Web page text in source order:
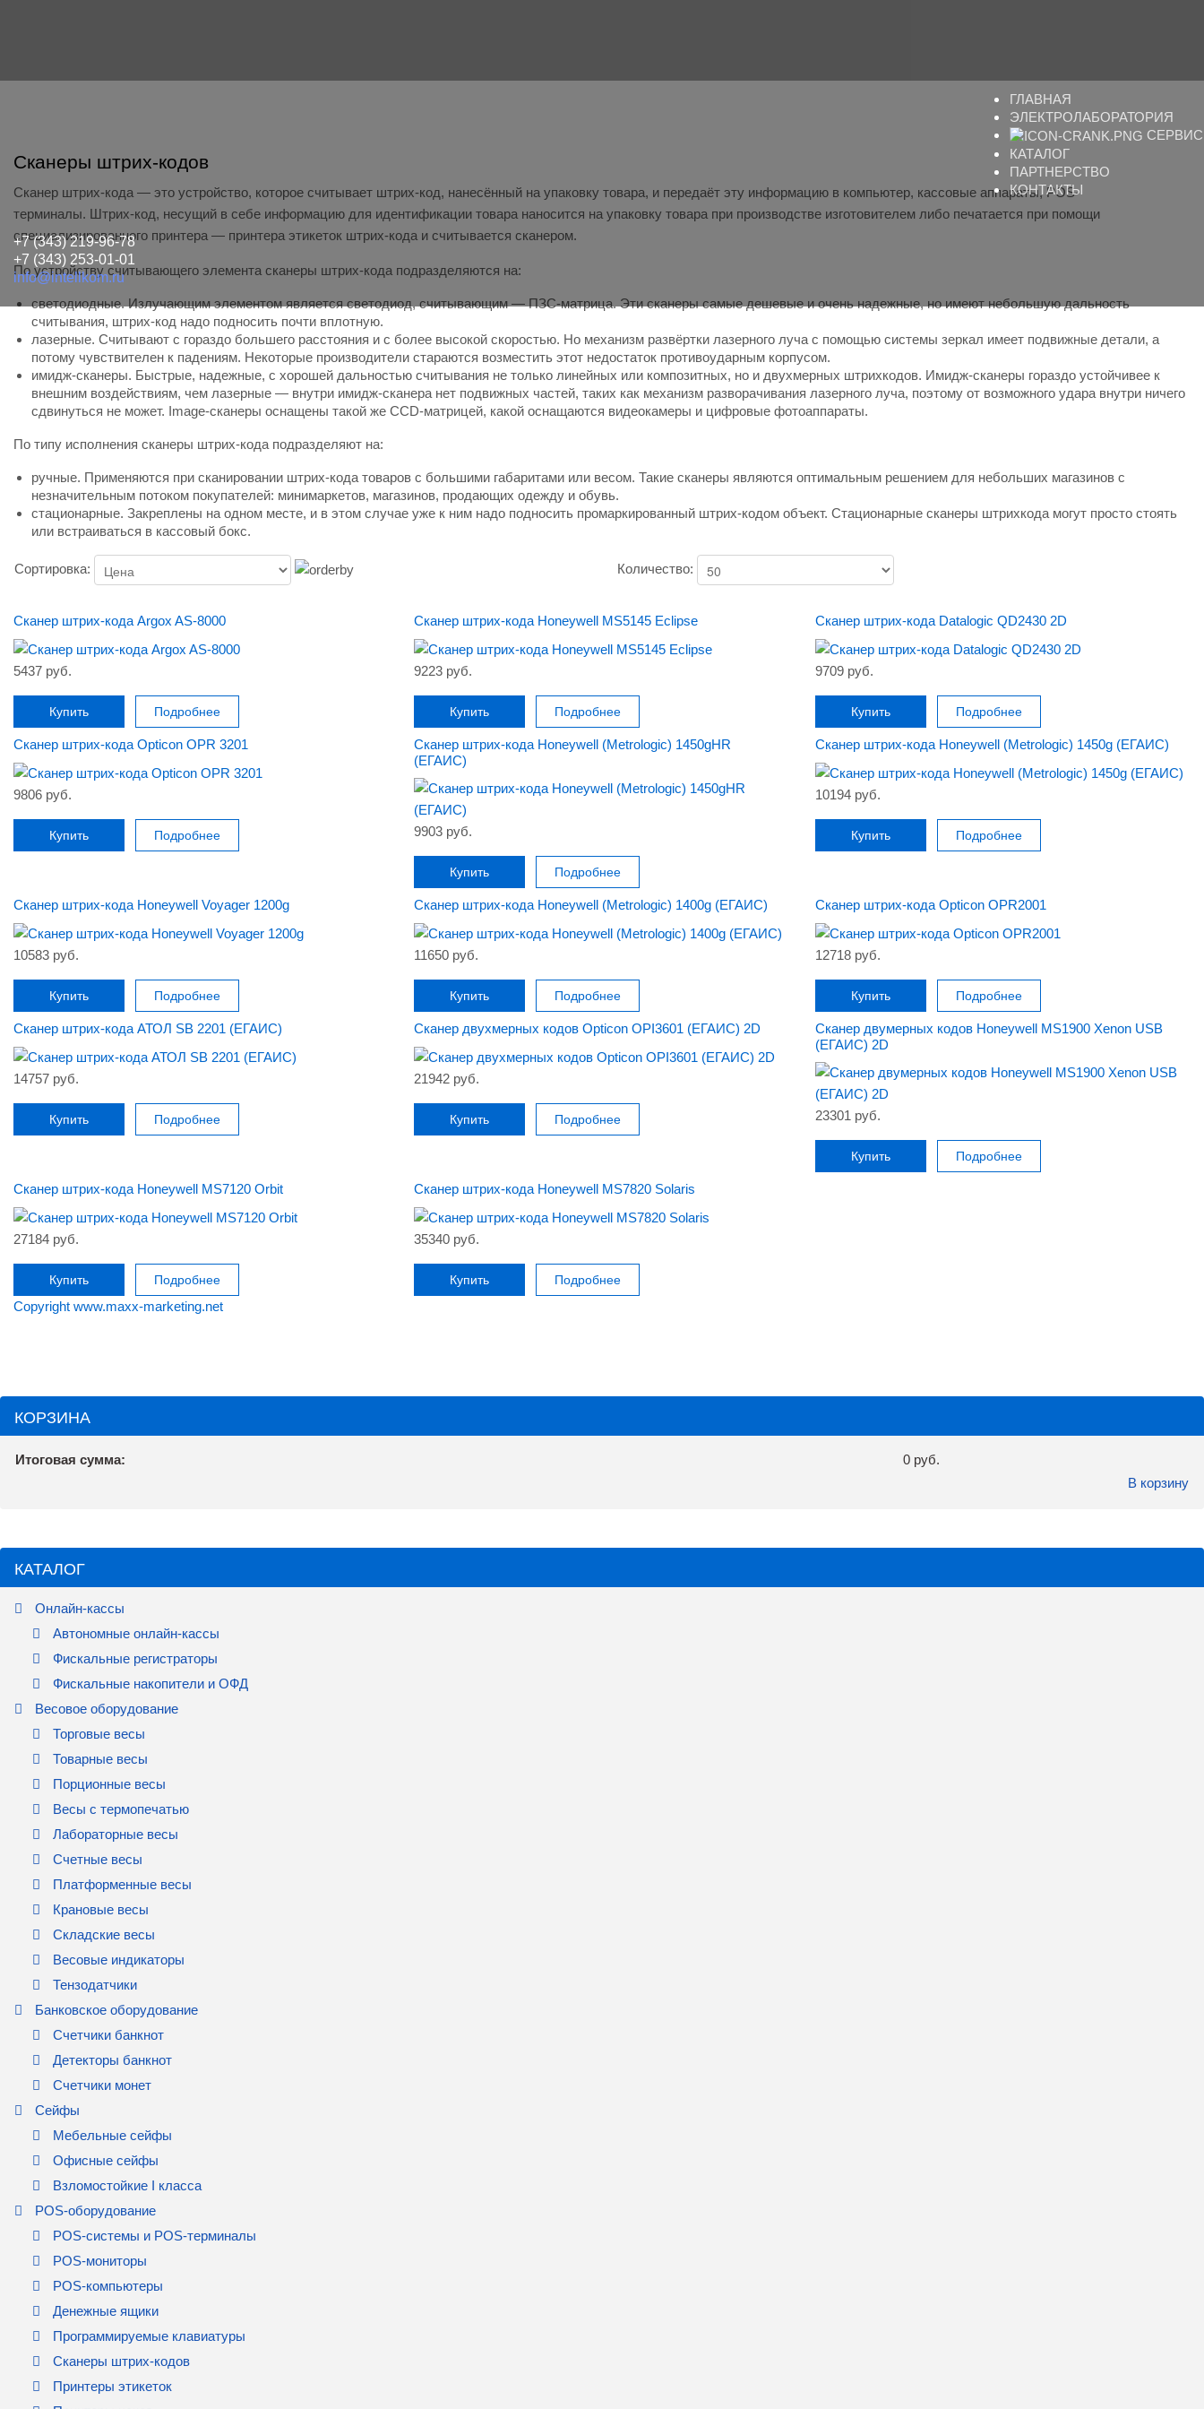
ГЛАВНАЯ
ЭЛЕКТРОЛАБОРАТОРИЯ
СЕРВИС
КАТАЛОГ
ПАРТНЕРСТВО
КОНТАКТЫ
+7 (343) 219-96-78
+7 (343) 253-01-01
info@intellkom.ru
Сканеры штрих-кодов
Сканер штрих-кода — это устройство, которое считывает штрих-код, нанесённый на упаковку товара, и передаёт эту информацию в компьютер, кассовые аппараты, POS-
терминалы. Штрих-код, несущий в себе информацию для идентификации товара наносится на упаковку товара при производстве изготовителем либо печатается при помощи
специализированного принтера — принтера этикеток штрих-кода и считывается сканером.
По устройству считывающего элемента сканеры штрих-кода подразделяются на:
светодиодные. Излучающим элементом является светодиод, считывающим — ПЗС-матрица. Эти сканеры самые дешевые и очень надежные, но имеют небольшую дальность
считывания, штрих-код надо подносить почти вплотную.
лазерные. Считывают с гораздо большего расстояния и с более высокой скоростью. Но механизм развёртки лазерного луча с помощью системы зеркал имеет подвижные детали, а
потому чувствителен к падениям. Некоторые производители стараются возместить этот недостаток противоударным корпусом.
имидж-сканеры. Быстрые, надежные, с хорошей дальностью считывания не только линейных или композитных, но и двухмерных штрихкодов. Имидж-сканеры гораздо устойчивее к
внешним воздействиям, чем лазерные — внутри имидж-сканера нет подвижных частей, таких как механизм разворачивания лазерного луча, поэтому от возможного удара внутри ничего
сдвинуться не может. Image-сканеры оснащены такой же CCD-матрицей, какой оснащаются видеокамеры и цифровые фотоаппараты.
По типу исполнения сканеры штрих-кода подразделяют на:
ручные. Применяются при сканировании штрих-кода товаров с большими габаритами или весом. Такие сканеры являются оптимальным решением для небольших магазинов с
незначительным потоком покупателей: минимаркетов, магазинов, продающих одежду и обувь.
стационарные. Закреплены на одном месте, и в этом случае уже к ним надо подносить промаркированный штрих-кодом объект. Стационарные сканеры штрихкода могут просто стоять
или встраиваться в кассовый бокс.
Сортировка: Количество:
Сканер штрих-кода Argox AS-8000
5437 руб.
Купить Подробнее
Сканер штрих-кода Honeywell MS5145 Eclipse
9223 руб.
Купить Подробнее
Сканер штрих-кода Datalogic QD2430 2D
9709 руб.
Купить Подробнее
Сканер штрих-кода Opticon OPR 3201
9806 руб.
Купить Подробнее
Сканер штрих-кода Honeywell (Metrologic) 1450gHR
(ЕГАИС)
9903 руб.
Купить Подробнее
Сканер штрих-кода Honeywell (Metrologic) 1450g (ЕГАИС)
10194 руб.
Купить Подробнее
Сканер штрих-кода Honeywell Voyager 1200g
10583 руб.
Купить Подробнее
Сканер штрих-кода Honeywell (Metrologic) 1400g (ЕГАИС)
11650 руб.
Купить Подробнее
Сканер штрих-кода Opticon OPR2001
12718 руб.
Купить Подробнее
Сканер штрих-кода АТОЛ SB 2201 (ЕГАИС)
14757 руб.
Купить Подробнее
Сканер двухмерных кодов Opticon OPI3601 (ЕГАИС) 2D
21942 руб.
Купить Подробнее
Сканер двумерных кодов Honeywell MS1900 Xenon USB
(ЕГАИС) 2D
23301 руб.
Купить Подробнее
Сканер штрих-кода Honeywell MS7120 Orbit
27184 руб.
Купить Подробнее
Сканер штрих-кода Honeywell MS7820 Solaris
35340 руб.
Купить Подробнее
Copyright www.maxx-marketing.net
КОРЗИНА
Итоговая сумма:
0 руб.
В корзину
КАТАЛОГ
Онлайн-кассы
Автономные онлайн-кассы
Фискальные регистраторы
Фискальные накопители и ОФД
Весовое оборудование
Торговые весы
Товарные весы
Порционные весы
Весы с термопечатью
Лабораторные весы
Счетные весы
Платформенные весы
Крановые весы
Складские весы
Весовые индикаторы
Тензодатчики
Банковское оборудование
Счетчики банкнот
Детекторы банкнот
Счетчики монет
Сейфы
Мебельные сейфы
Офисные сейфы
Взломостойкие I класса
POS-оборудование
POS-системы и POS-терминалы
POS-мониторы
POS-компьютеры
Денежные ящики
Программируемые клавиатуры
Сканеры штрих-кодов
Принтеры этикеток